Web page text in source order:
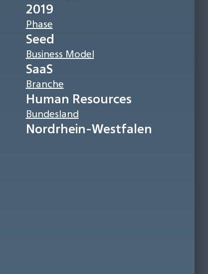
2019
Phase
Seed
Business Model
SaaS
Branche
Human Resources
Bundesland
Nordrhein-Westfalen